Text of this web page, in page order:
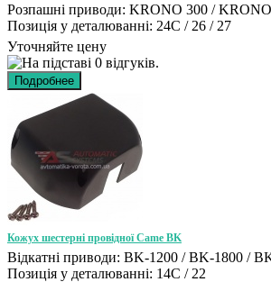
Розпашні приводи: KRONO 300 /
Позиція у деталюванні: 24C / 26 / 27
Уточняйте цену
Кожух шестерні провідної Came BK
Відкатні приводи: BK-1200 / BK-1800 /
Позиція у деталюванні: 14C / 22